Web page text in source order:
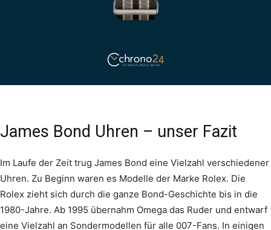
James Bond Uhren – unser Fazit
Im Laufe der Zeit trug James Bond eine Vielzahl verschiedener
Uhren. Zu Beginn waren es Modelle der Marke Rolex. Die
Rolex zieht sich durch die ganze Bond-Geschichte bis in die
1980-Jahre. Ab 1995 übernahm Omega das Ruder und entwarf
eine Vielzahl an Sondermodellen für alle 007-Fans. In einigen